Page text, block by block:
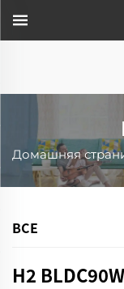
Домашняя
ВСЕ
H2 BLDC90W